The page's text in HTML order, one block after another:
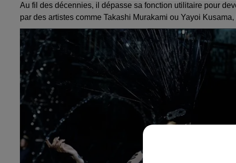
Au fil des décennies, il dépasse sa fonction utilitaire pour
par des artistes comme Takashi Murakami ou Yayoi